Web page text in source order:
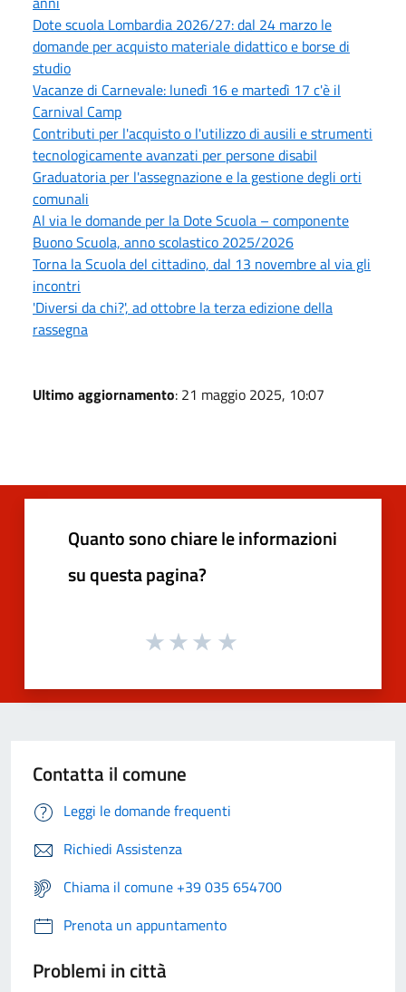
Dote scuola Lombardia 2026/27: dal 24 marzo le
domande per acquisto materiale didattico e borse di
studio
Vacanze di Carnevale: lunedì 16 e martedì 17 c'è il
Carnival Camp
Contributi per l'acquisto o l'utilizzo di ausili e strumenti
tecnologicamente avanzati per persone disabil
Graduatoria per l'assegnazione e la gestione degli orti
comunali
Al via le domande per la Dote Scuola – componente
Buono Scuola, anno scolastico 2025/2026
Torna la Scuola del cittadino, dal 13 novembre al via gli
incontri
'Diversi da chi?', ad ottobre la terza edizione della
rassegna
Ultimo aggiornamento: 21 maggio 2025, 10:07
Quanto sono chiare le informazioni
su questa pagina?
Contatta il comune
Leggi le domande frequenti
Richiedi Assistenza
Chiama il comune +39 035 654700
Prenota un appuntamento
Problemi in città